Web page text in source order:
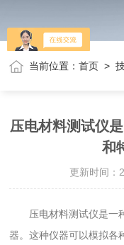
当前位置：首页 >
压电材料测试仪
和
更新时间
压电材料测试仪是一种
器。这种仪器可以模拟各